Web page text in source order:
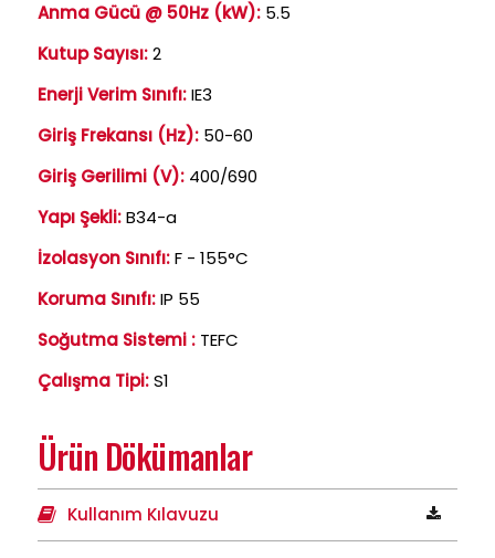
Anma Gücü @ 50Hz (kW): 5.5
Kutup Sayısı:2
Enerji Verim Sınıfı:IE3
Giriş Frekansı (Hz): 50-60
Giriş Gerilimi (V): 400/690
Yapı Şekli:B34-a
İzolasyon Sınıfı:F - 155°C
Koruma Sınıfı:IP 55
Soğutma Sistemi : TEFC
Çalışma Tipi:S1
Ürün Dökümanlar
Kullanım Kılavuzu